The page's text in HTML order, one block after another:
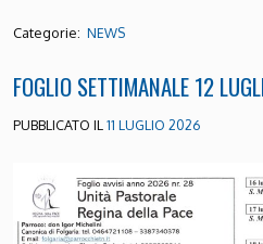
Categorie: NEWS
FOGLIO SETTIMANALE 12
PUBBLICATO IL 11 LUGLIO 2026